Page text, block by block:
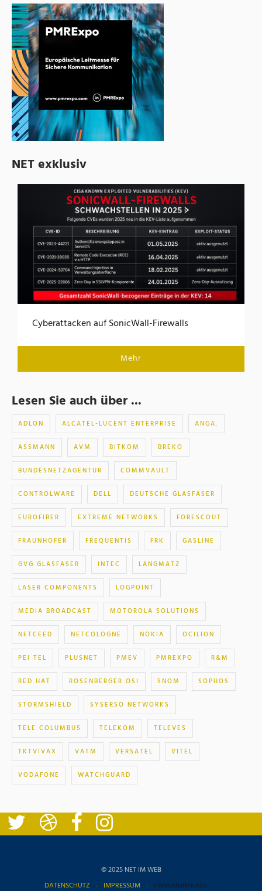
NET exklusiv
Cyberattacken auf SonicWall-Firewalls
Mehr
Lesen Sie auch über ...
ADLON ALCATEL-LUCENT ENTERPRISE ANGA.
ASSMANN AVM BITKOM BREKO
BUNDESNETZAGENTUR COMMVAULT
CONTROLWARE DELL DEUTSCHE GLASFASER
EUROFIBER EXTREME NETWORKS FORESCOUT
FRAUNHOFER FREQUENTIS FRK GASLINE
GVG GLASFASER INTEC LANGMATZ
LASER COMPONENTS LOGPOINT
MEDIA BROADCAST MOTOROLA SOLUTIONS
NETCEED NETCOLOGNE NOKIA OCILION
PEI TEL PLUSNET PMEV PMREXPO R&M
RED HAT ROSENBERGER OSI SNOM SOPHOS
STORMSHIELD SYSERSO NETWORKS
TELE COLUMBUS TELEKOM TELEVES
TKTVIVAX VATM VERSATEL VITEL
VODAFONE WATCHGUARD
© 2025 NET IM WEB
DATENSCHUTZ
IMPRESSUM FIRMENEINTRÄGE